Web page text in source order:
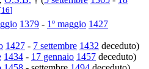
[16]
1379 - 1º maggio 1427
1427 - 7 settembre 1432 deceduto)
1434 - 17 gennaio 1457 deceduto)